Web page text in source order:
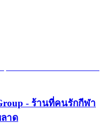
- ร้านที่คนรักกีฬา
าด